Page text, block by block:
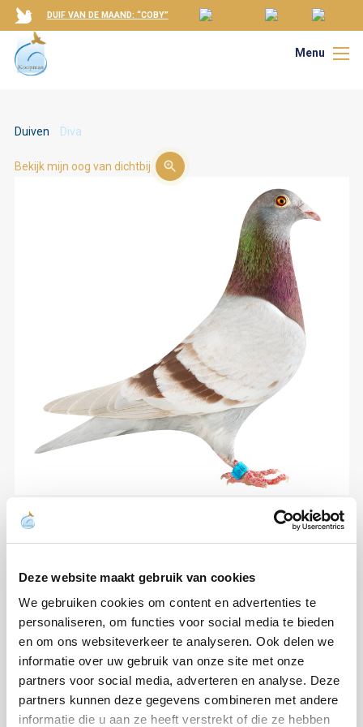
Deze website maakt gebruik van cookies
We gebruiken cookies om content en advertenties te
personaliseren, om functies voor social media te bieden
en om ons websiteverkeer te analyseren. Ook delen we
informatie over uw gebruik van onze site met onze
partners voor social media, adverteren en analyse. Deze
partners kunnen deze gegevens combineren met andere
informatie die u aan ze heeft verstrekt of die ze hebben
DUIF VAN DE MAAND: “COBY”
Menu
Duiven Diva
Bekijk mijn oog van dichtbij